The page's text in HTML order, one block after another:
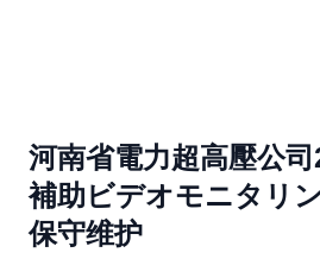
河南省電力超高壓公
補助ビデオモニタリ
保守维护